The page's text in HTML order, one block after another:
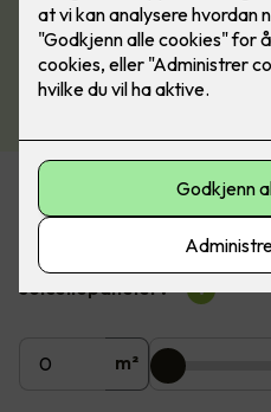
Beregn pris på
Hvor mange m2 av taket
solcellepaneler?
?
m²